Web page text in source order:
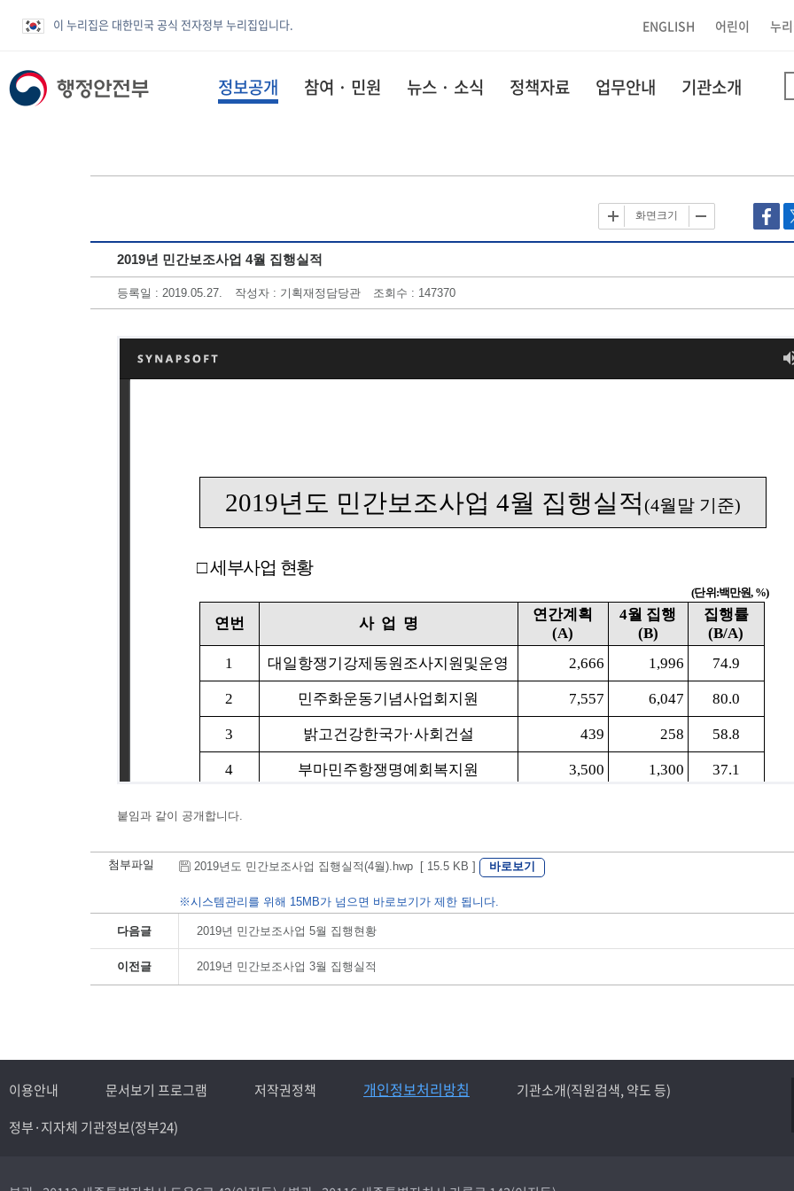
이 누리집은 대한민국 공식 전자정부 누리집입니다. ENGLISH 어린이 누
정보공개 참여 · 민원 뉴스 · 소식 정책자료 업무안내 기관소개
화면크기
2019년 민간보조사업 4월 집행실적
등록일 : 2019.05.27. 작성자 : 기획재정담당관 조회수 : 147370
붙임과 같이 공개합니다.
첨부파일 2019년도 민간보조사업 집행실적(4월).hwp [ 15.5 KB ] 바로보기
※시스템관리를 위해 15MB가 넘으면 바로보기가 제한 됩니다.
다음글 2019년 민간보조사업 5월 집행현황
이전글 2019년 민간보조사업 3월 집행실적
이용안내 문서보기 프로그램 저작권정책 개인정보처리방침
기관소개(직원검색, 약도 등)
정부·지자체 기관정보(정부24)